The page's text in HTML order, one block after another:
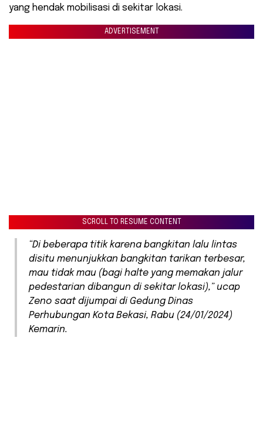
yang hendak mobilisasi di sekitar lokasi.
ADVERTISEMENT
SCROLL TO RESUME CONTENT
“Di beberapa titik karena bangkitan lalu lintas
disitu menunjukkan bangkitan tarikan terbesar,
mau tidak mau (bagi halte yang memakan jalur
pedestarian dibangun di sekitar lokasi),” ucap
Zeno saat dijumpai di Gedung Dinas
Perhubungan Kota Bekasi, Rabu (24/01/2024)
Kemarin.